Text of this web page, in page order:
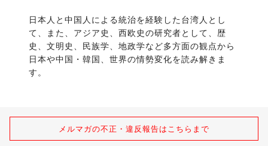
日本人と中国人による統治を経験した台湾人とし
て、また、アジア史、西欧史の研究者として、歴
史、文明史、民族学、地政学など多方面の観点から
日本や中国・韓国、世界の情勢変化を読み解きま
す。
メルマガの不正・違反報告はこちらまで